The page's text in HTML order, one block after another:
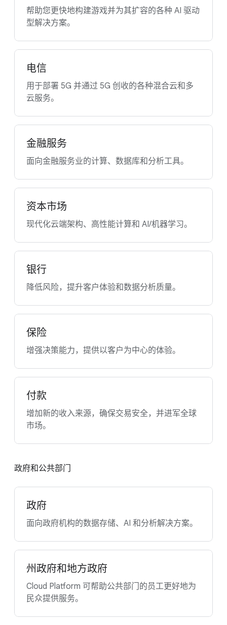
帮助您更快地构建游戏并为其扩容的各种 AI 驱动
型解决方案。
电信
用于部署 5G 并通过 5G 创收的各种混合云和多
云服务。
金融服务
面向金融服务业的计算、数据库和分析工具。
资本市场
现代化云端架构、高性能计算和 AI/机器学习。
银行
降低风险，提升客户体验和数据分析质量。
保险
增强决策能力，提供以客户为中心的体验。
付款
增加新的收入来源，确保交易安全，并进军全球
市场。
政府和公共部门
政府
面向政府机构的数据存储、AI 和分析解决方案。
州政府和地方政府
Cloud Platform 可帮助公共部门的员工更好地为
民众提供服务。